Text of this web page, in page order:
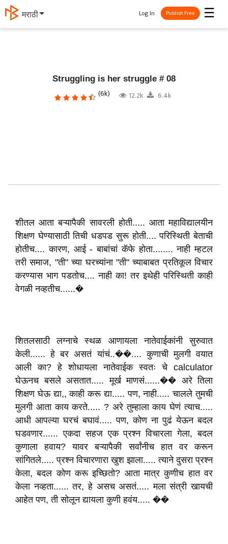
தமிழ் ☰
Log In Publish Free
Struggling is her struggle # 08
(6k) 12.2k 6.4k
शीतल आता बऱ्यापैकी सावरली होती..... आता महाविद्यालयीन
शिक्षण घेण्यासाठी तिची धडपड सुरू होती.... परिस्थिती बेताची
होतीच.... कारण, आई - बाबांचां कॅफे होता........ नाही म्हटल
तरी समाज, "ती" च्या घरच्यांना "ती" च्याबाबत प्रतिकूल विचार
करण्यास भाग पडतोच.... नाही का! तर इथेही परिस्थिती काही
वेगळी नव्हतीच......�
शितलसाठी लग्नाचे स्थळ आणायला नातेवाईकांनी सुरुवात
केली...... हे बर असतं यांचं..��.... कुणाची मुलगी वयात
आली का? हे शोधायला नातेवाईक स्वतः चे calculator
घेऊनच बसले असतात..... मूर्ख माणसं......�� अरे तिला
शिक्षण घेऊ द्या,, काही करू द्या..... पण, नाही..... चालले तुमची
मुलगी आता काय करते..... ? अरे तुम्हाला काय घेणं त्याच.....
आधी आपल्या घरचं बघावं..... पण, कोण ना पुढं येऊन बदल
घडवणार...... एकदा सहज एक प्रश्न विचारला गेला, बदल
कुणाला हवाय? यावर बऱ्यापैकी सर्वांनीच हात वर करून
सांगितले..... प्रश्न विचारणारा खुश झाला..... त्याने दुसरा प्रश्न
केला, बदल कोण करू इच्छितो? आता मात्र कुणीच हात वर
केला नव्हता...... तर, हे असच असतं..... मला संत्री खायची
आहेत पण, ती सोलून द्यायला कुणी हवंय..... ��